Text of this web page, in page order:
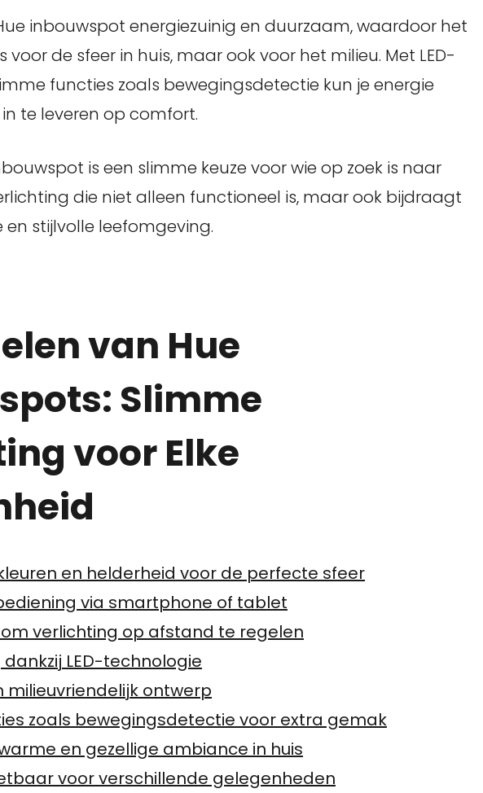
inbouwspot energiezuinig en duurzaam, waardoor het
voor de sfeer in huis, maar ook voor het milieu. Met LED-
functies zoals bewegingsdetectie kun je energie
te leveren op comfort.
is een slimme keuze voor wie op zoek is naar
die niet alleen functioneel is, maar ook bijdraagt
stijlvolle leefomgeving.
van Hue
Slimme
voor Elke
en helderheid voor de perfecte sfeer
via smartphone of tablet
verlichting op afstand te regelen
dankzij LED-technologie
milieuvriendelijk ontwerp
zoals bewegingsdetectie voor extra gemak
en gezellige ambiance in huis
voor verschillende gelegenheden